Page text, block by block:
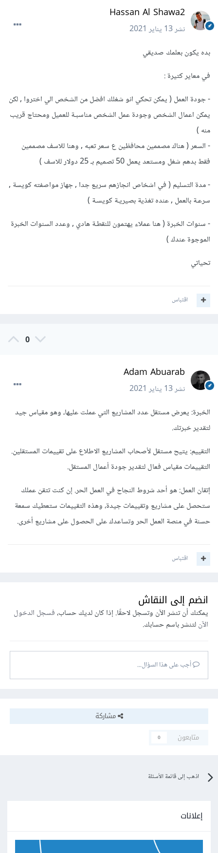
Hassan Al Shawa2
نشر13 يناير 2021
بده يكون بعلمك صديقي
في معاير كتيرة :
- جودة العمل ( يمكن تحكي انو شغلك افضل من الشخص الي اختروا , لكن
يمكن اعمال الشخص وجودة عمل الشخص مناسبـة للعميل ومحتاج قريب
منه )
- السعر ( هناك مصممين محافظين ع سعر تعبه , وهنا للاسف مصممين
فقط بدهم شغل ومستعد يعمل 50 تصميم بـ 25 دولار للاسف )
- مدة التسليم ( في اشخاص انجازهم سريع جدا , جهاز مواصفته كويسة ,
سرعـة بالعمل , عنده تغذية بصيريـة كويسـة )
- سنوات الخبرة ( هنا عملاء يهتمون للنقطـة هادي , وعدد السنوات الخبرة
الموجوة عندك )
تحياتي
اقتباس
0
Adam Abuarab
نشر13 يناير 2021
الخبرة: يعرض مستقل عدد المشاريع التي عملت عليها، وهو مقياس جيد
لتقدير خبرتك.
التقييم: يتيح مستقل لأصحاب المشاريع الاطلاع على تقييمات المستقلين.
التقييمات مقياس فعال لتقدير جودة أعمال المستقل.
إتقان العمل: هو أحد شروط النجاح في العمل الحر. إن كنت تتقن عملك
ستحصل على مشاريع وتقييمات جيدة، وهذه التقييمات ستعطيك سمعة
حسنة في منصة العمل الحر وتساعدك على الحصول على مشاريع أخرى.
اقتباس
انضم إلى النقاش
يمكنك أن تنشر الآن وتسجل لاحقًا. إذا كان لديك حساب،فسجل الدخول
الآنلتنشر باسم حسابك.
أجب على هذا السؤال...
مشاركة
متابعون
0
اذهب إلى قائمة الأسئلة
إعلانات